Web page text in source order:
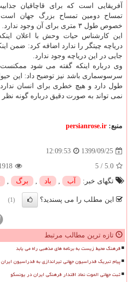
آفریقایی است که برای قاچاقیان
تمساح دومین تمساح بزرگ جهان است
خصوص طول ۳ متری برای آن وجود ندارد.
این کارشناس حیات وحش با اعلان
دریاچه چیتگر را ندارد اضافه کرد: ضمن
جایی در این دریاچه وجود ندارد.
وی درباره اینکه گفته می شود
طول دارد و هیچ خطری برای انسان
نمی تواند به صورت دقیق درباره گونه نظر
منبع: persianrose.ir
1399/09/25
12:09:53
5.0
/
5
تگهای خبر:
آب , باد , برگ ,
این مطلب را می پسندید؟ (1)
تازه ترین مطالب مرتبط
فرهنگ محیط زیست به برنامه های مذهبی راه می یابد
پیام تبریک فدراسیون جهانی تیراندازی به فدراسیون ایران
ثبت جهانی الموت نماد اقتدار فرهنگی ایران در یونسکو